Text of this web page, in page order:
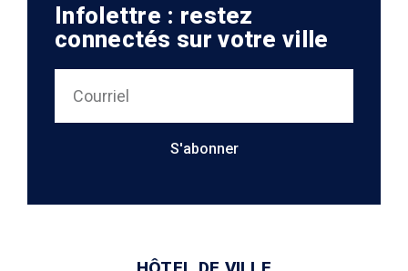
Infolettre : restez
connectés sur votre ville
S'abonner